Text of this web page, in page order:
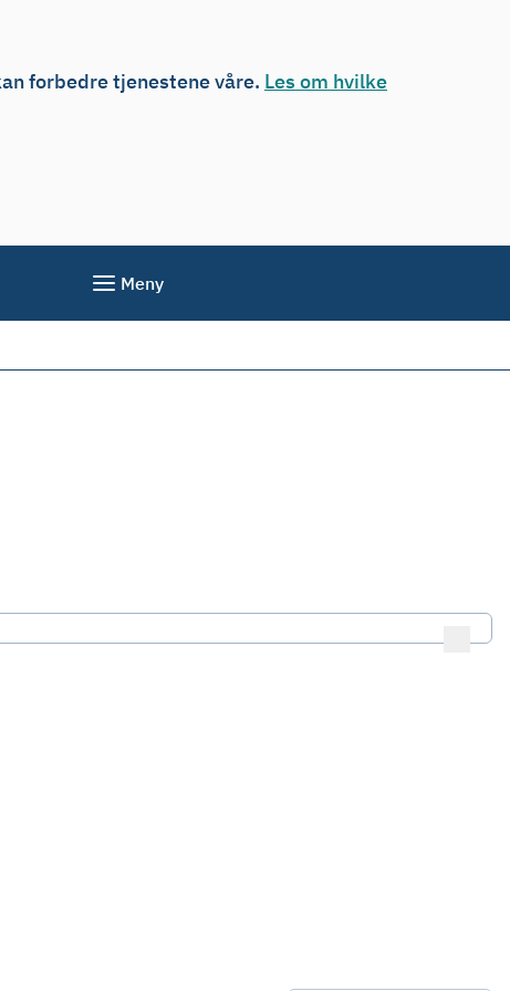
forbedre tjenestene våre. Les om hvilke
Meny